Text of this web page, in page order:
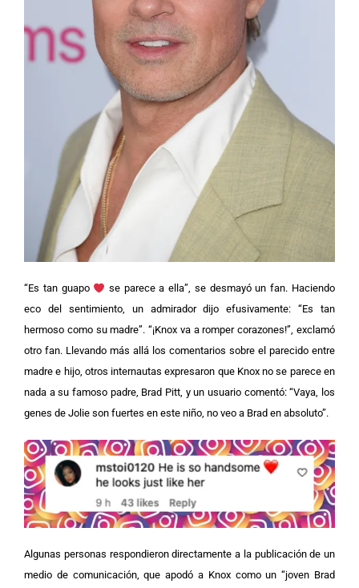
“Es tan guapo
se parece a ella”, se desmayó un fan. Haciendo
eco del sentimiento, un admirador dijo efusivamente: “Es tan
hermoso como su madre”. “¡Knox va a romper corazones!”, exclamó
otro fan. Llevando más allá los comentarios sobre el parecido entre
madre e hijo, otros internautas expresaron que Knox no se parece en
nada a su famoso padre, Brad Pitt, y un usuario comentó: “Vaya, los
genes de Jolie son fuertes en este niño, no veo a Brad en absoluto”.
Algunas personas respondieron directamente a la publicación de un
medio de comunicación, que apodó a Knox como un “joven Brad